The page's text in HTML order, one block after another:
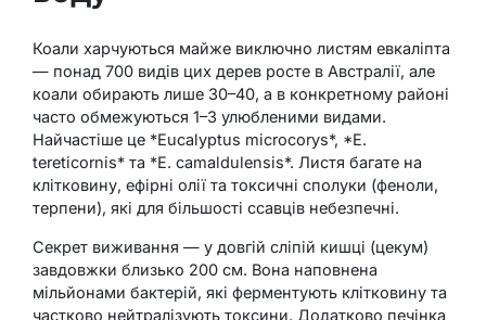
Коали харчуються майже виключно листям евкаліпта
— понад 700 видів цих дерев росте в Австралії, але
коали обирають лише 30–40, а в конкретному районі
часто обмежуються 1–3 улюбленими видами.
Найчастіше це *Eucalyptus microcorys*, *E.
tereticornis* та *E. camaldulensis*. Листя багате на
клітковину, ефірні олії та токсичні сполуки (феноли,
терпени), які для більшості ссавців небезпечні.
Секрет виживання — у довгій сліпій кишці (цекум)
завдовжки близько 200 см. Вона наповнена
мільйонами бактерій, які ферментують клітковину та
частково нейтралізують токсини. Додатково печінка